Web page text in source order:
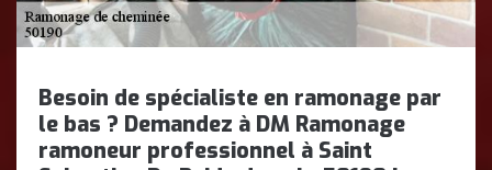
Besoin de spécialiste en ramonage par
le bas ? Demandez à DM Ramonage
ramoneur professionnel à Saint